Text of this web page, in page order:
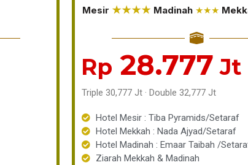
Mesir ★★★★ Madinah ★★★
Rp 28.777 Jt
Triple 30,777 Jt · Double 32,777 Jt
Hotel Mesir : Tiba Pyramids/Setaraf
Hotel Mekkah : Nada Ajyad/Setaraf
Hotel Madinah : Emaar Taibah /
Ziarah Mekkah & Madinah